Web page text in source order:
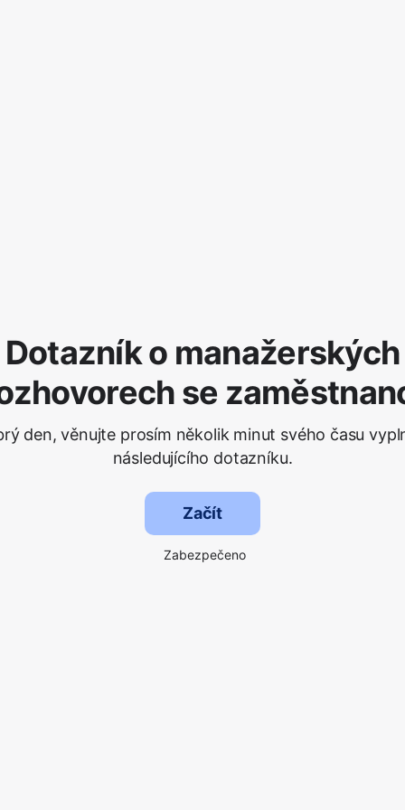
Dotazník o manažerských
se
den, věnujte prosím několik minut svého času
následujícího dotazníku.
Začít
Zabezpečeno